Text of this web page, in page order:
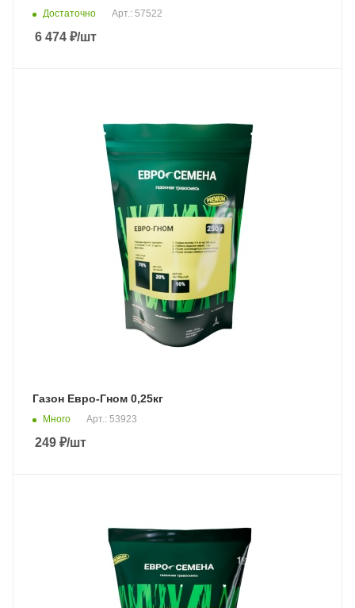
Достаточно Арт.: 57522
6 474 ₽/шт
Газон Евро-Гном 0,25кг
Много Арт.: 53923
249 ₽/шт